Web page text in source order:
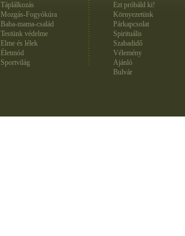
Táplálkozás
Mozgás-Fogyókúra
Baba-mama-család
Testünk védelme
Elme és lélek
Életmód
Sportvilág
Ezt próbáld ki!
Környezetünk
Párkapcsolat
Spirituális
Szabadidő
Vélemény
Ajánló
Bulvár